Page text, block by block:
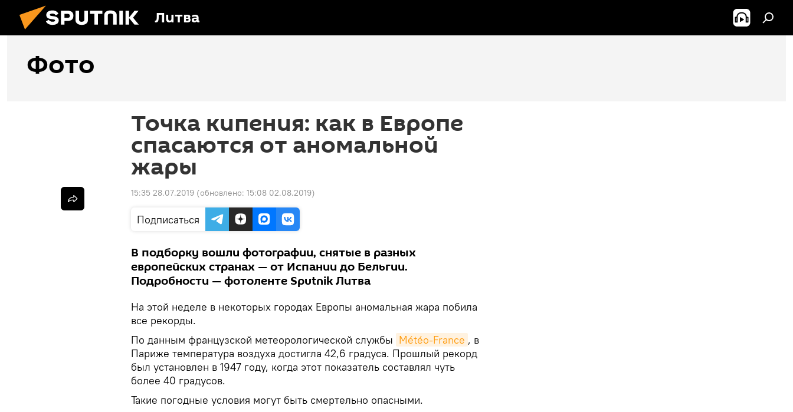
Литва
Фото
Точка кипения: как в Европе
спасаются от аномальной
жары
15:35 28.07.2019 (обновлено: 15:08 02.08.2019)
Подписаться
В подборку вошли фотографии, снятые в разных
европейских странах — от Испании до Бельгии.
Подробности — фотоленте Sputnik Литва
На этой неделе в некоторых городах Европы аномальная жара побила
все рекорды.
По данным французской метеорологической службы Météo-France , в
Париже температура воздуха достигла 42,6 градуса. Прошлый рекорд
был установлен в 1947 году, когда этот показатель составлял чуть
более 40 градусов.
Такие погодные условия могут быть смертельно опасными.